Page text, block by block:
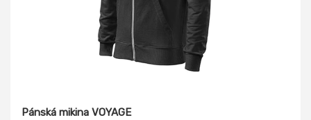
Pánská mikina VOYAGE